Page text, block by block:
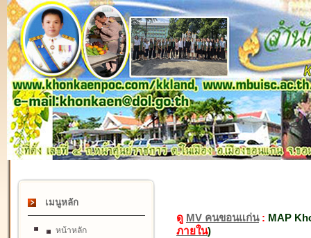
เมนูหลัก
หน้าหลัก
ดู MV คนขอนแก่น: MAP
ภายใน)